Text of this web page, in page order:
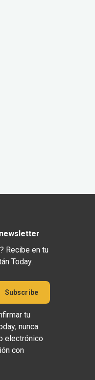
Recibe en tu
Today.
tu
nunca
electrónico
con